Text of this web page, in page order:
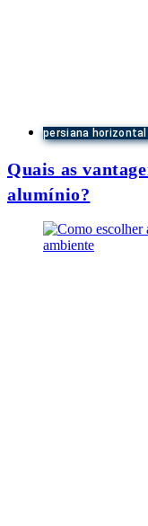
persiana
Quais as
alumínio?